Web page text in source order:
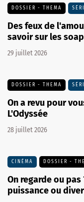
DOSSIER - THEMA
Des feux de
savoir sur les
29 juillet 2026
DOSSIER - THEMA
On a revu pour
L'Odyssée
28 juillet 2026
CINÉMA DOSSIER -
On regarde ou
puissance ou